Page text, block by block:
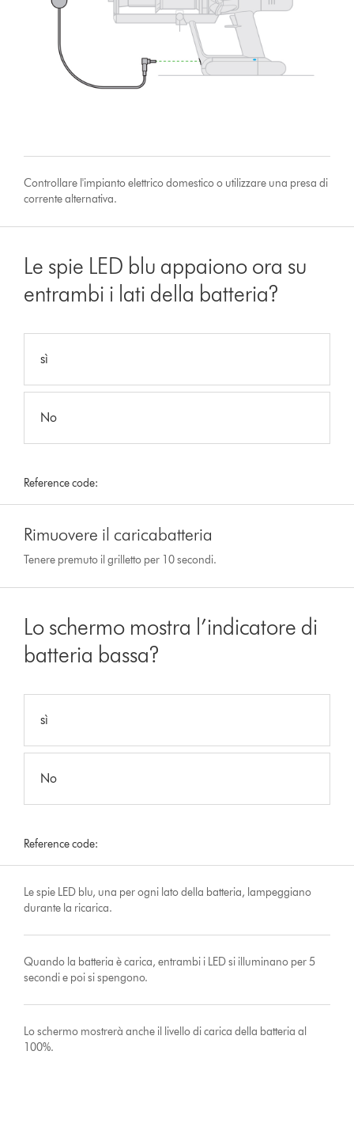
Controllare l'impianto elettrico domestico o utilizzare una presa di
corrente alternativa.
Le spie LED blu appaiono ora su
entrambi i lati della batteria?
sì
No
Reference code:
Rimuovere il caricabatteria
Tenere premuto il grilletto per 10 secondi.
Lo schermo mostra l’indicatore di
batteria bassa?
sì
No
Reference code:
Le spie LED blu, una per ogni lato della batteria, lampeggiano
durante la ricarica.
Quando la batteria è carica, entrambi i LED si illuminano per 5
secondi e poi si spengono.
Lo schermo mostrerà anche il livello di carica della batteria al
100%.